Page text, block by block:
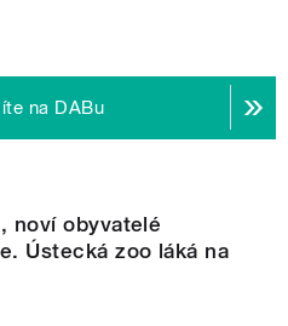
na DABu
noví obyvatelé
Ústecká zoo láká na